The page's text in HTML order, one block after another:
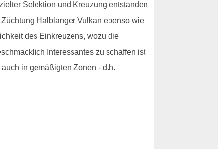
Selektion und Kreuzung entstanden
Halblanger Vulkan ebenso wie
des Einkreuzens, wozu die
Interessantes zu schaffen ist
in gemäßigten Zonen - d.h.